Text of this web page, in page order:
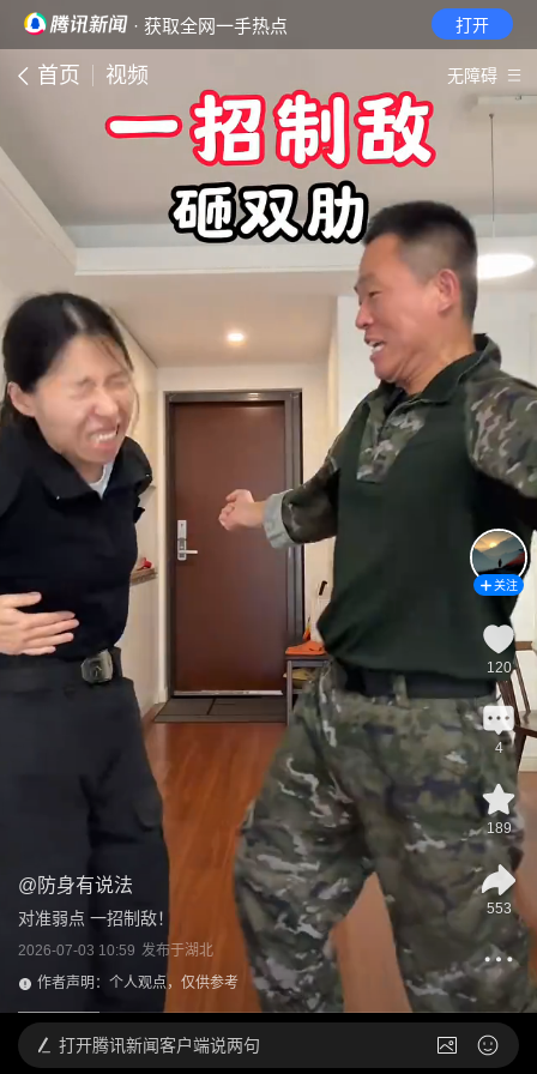
· 获取全网一手热点 打开
首页 视频 无障碍
@ 防身有说法
对准弱点 一招制敌！
2026-07-03 10:59 发布于湖北
作者声明：个人观点，仅供参考
关注
120
4
189
553
打开腾讯新闻客户端说两句